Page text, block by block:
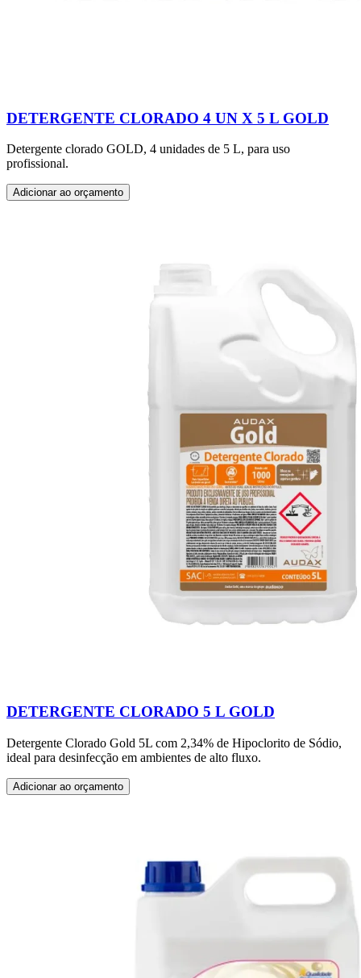
DETERGENTE CLORADO 4 UN X 5 L GOLD
Detergente clorado GOLD, 4 unidades de 5 L, para uso
profissional.
Adicionar ao orçamento
DETERGENTE CLORADO 5 L GOLD
Detergente Clorado Gold 5L com 2,34% de Hipoclorito de Sódio,
ideal para desinfecção em ambientes de alto fluxo.
Adicionar ao orçamento